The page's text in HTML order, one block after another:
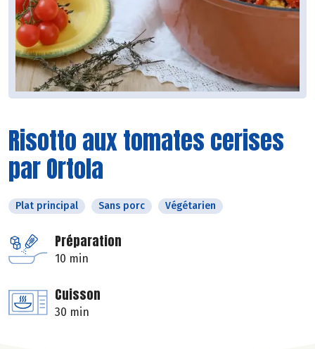
Risotto aux tomates cerises
par Ortola
Plat principal Sans porc Végétarien
Préparation
10 min
Cuisson
30 min